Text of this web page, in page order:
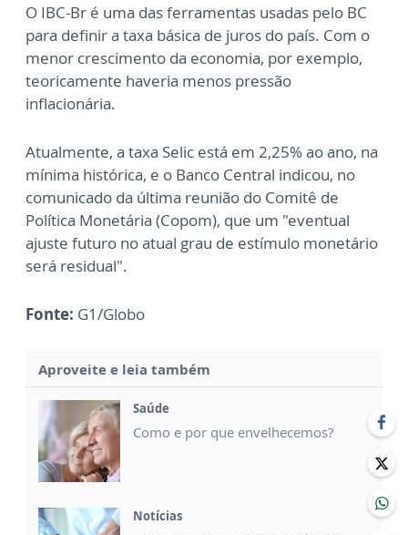
O IBC-Br é uma das ferramentas usadas pelo BC
para definir a taxa básica de juros do país. Com o
menor crescimento da economia, por exemplo,
teoricamente haveria menos pressão
inflacionária.
Atualmente, a taxa Selic está em 2,25% ao ano, na
mínima histórica, e o Banco Central indicou, no
comunicado da última reunião do Comitê de
Política Monetária (Copom), que um "eventual
ajuste futuro no atual grau de estímulo monetário
será residual".
Fonte: G1/Globo
Aproveite e leia também
Saúde
Como e por que envelhecemos?
Notícias